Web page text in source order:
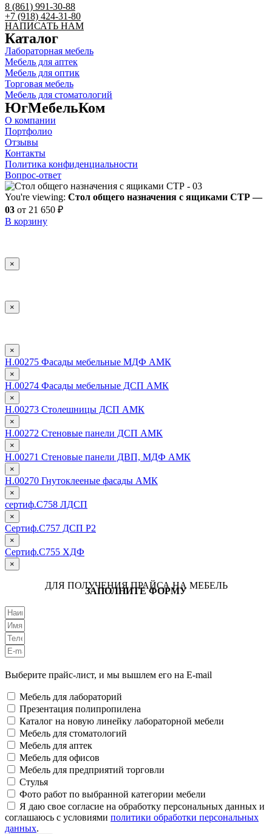
8 (861) 991-30-88
+7 (918) 424-31-80
НАПИСАТЬ НАМ
Каталог
Лабораторная мебель
Мебель для аптек
Мебель для оптик
Торговая мебель
Мебель для стоматологий
ЮгМебельКом
О компании
Портфолио
Отзывы
Контакты
Политика конфиденциальности
Вопрос-ответ
You're viewing: Стол общего назначения с ящиками СТР —
03 от 21 650 ₽
В корзину
×
×
×
Н.00275 Фасады мебельные МДФ АМК
×
Н.00274 Фасады мебельные ДСП АМК
×
Н.00273 Столешницы ДСП АМК
×
Н.00272 Стеновые панели ДСП АМК
×
Н.00271 Стеновые панели ДВП, МДФ АМК
×
Н.00270 Гнутоклееные фасады АМК
×
сертиф.С758 ЛДСП
×
Сертиф.С757 ДСП Р2
×
Сертиф.С755 ХДФ
×
ДЛЯ ПОЛУЧЕНИЯ ПРАЙСА НА МЕБЕЛЬ
ЗАПОЛНИТЕ ФОРМУ
Выберите прайс-лист, и мы вышлем его на E-mail
Мебель для лабораторий
Презентация полипропилена
Каталог на новую линейку лабораторной мебели
Мебель для стоматологий
Мебель для аптек
Мебель для офисов
Мебель для предприятий торговли
Стулья
Фото работ по выбранной категории мебели
Я даю свое согласие на обработку персональных данных и
соглашаюсь с условиями политики обработки персональных
данных.